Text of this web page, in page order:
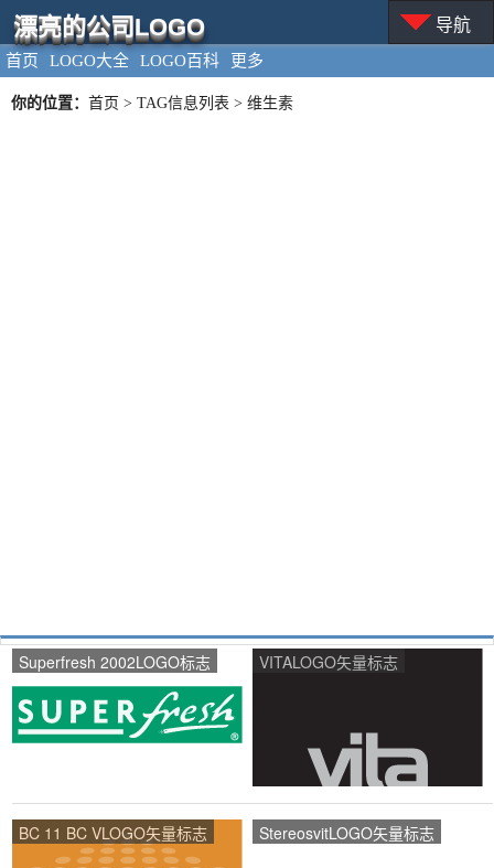
首页 LOGO大全 LOGO百科 更多
漂亮的公司LOGO 导航
你的位置： 首页 > TAG信息列表 > 维生素
Superfresh 2002LOGO标志 VITALOGO矢量标志
BC 11 BC VLOGO矢量标志 StereosvitLOGO矢量标志